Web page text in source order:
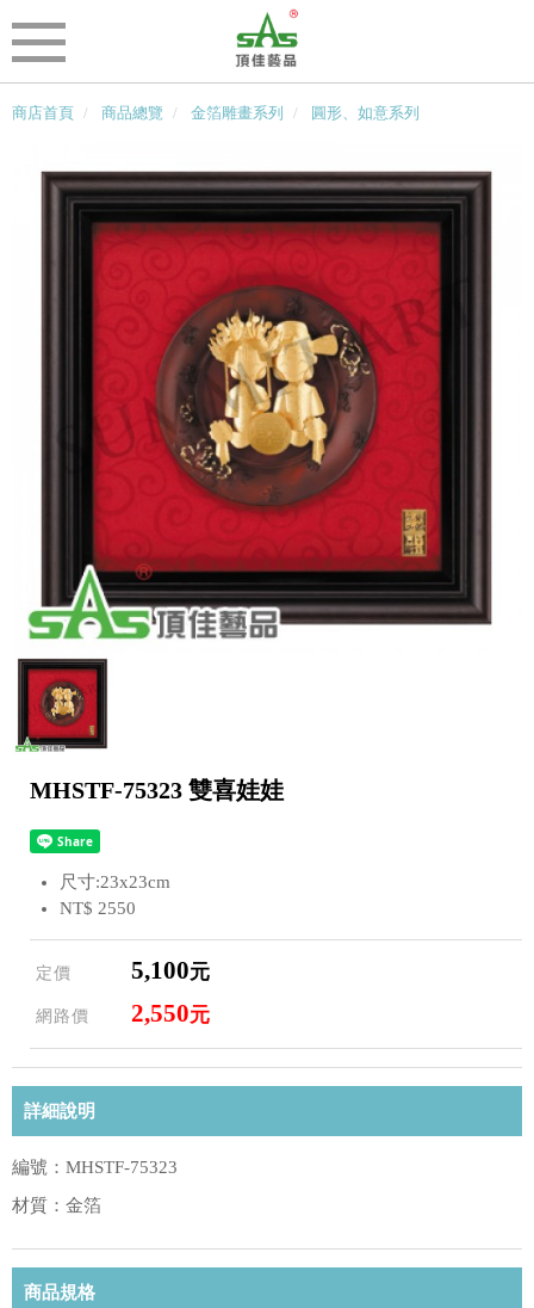
商店首頁 商品總覽 金箔雕畫系列 圓形、如意系列
MHSTF-75323 雙喜娃娃
尺寸:23x23cm
NT$ 2550
定價 5,100元
網路價 2,550元
詳細說明
編號：MHSTF-75323
材質：金箔
商品規格